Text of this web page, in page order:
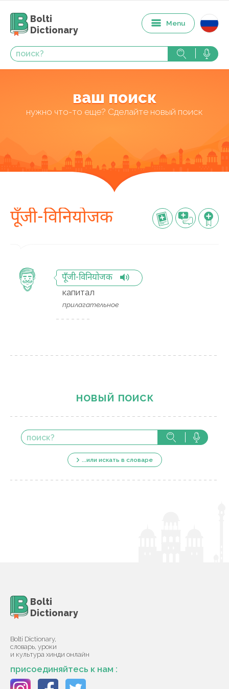
Bolti
Dictionary
Menu
ваш поиск
нужно что-то еще? Сделайте новый поиск
पूँजी-विनियोजक
पूँजी-विनियोजक
капитал
прилагательное
новый поиск
...или искать в словаре
Bolti
Dictionary
Bolti Dictionary,
словарь, уроки
и культура хинди онлайн
присоединяйтесь к нам :